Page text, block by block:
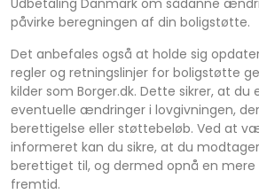
Udbetaling Danmark om sådanne
påvirke beregningen af din boligstøtte.
Det anbefales også at holde sig
regler og retningslinjer for boligstøtte
kilder som Borger.dk. Dette sikrer, at
eventuelle ændringer i lovgivningen,
berettigelse eller støttebeløb. Ved at
informeret kan du sikre, at du
berettiget til, og dermed opnå en mere
fremtid.